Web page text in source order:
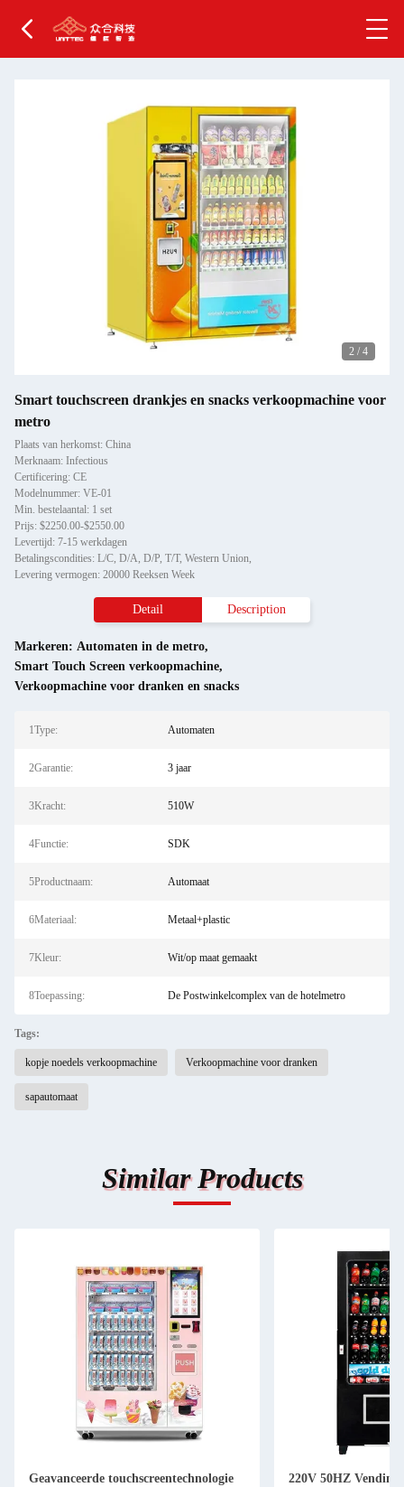
2 / 4
Smart touchscreen drankjes en snacks verkoopmachine voor
metro
Plaats van herkomst: China
Merknaam: Infectious
Certificering: CE
Modelnummer: VE-01
Min. bestelaantal: 1 set
Prijs: $2250.00-$2550.00
Levertijd: 7-15 werkdagen
Betalingscondities: L/C, D/A, D/P, T/T, Western Union,
Levering vermogen: 20000 Reeksen Week
Detail Description
Markeren: Automaten in de metro,
Smart Touch Screen verkoopmachine,
Verkoopmachine voor dranken en snacks
1Type: Automaten
2Garantie: 3 jaar
3Kracht: 510W
4Functie: SDK
5Productnaam: Automaat
6Materiaal: Metaal+plastic
7Kleur: Wit/op maat gemaakt
8Toepassing: De Postwinkelcomplex van de hotelmetro
Tags:
kopje noedels verkoopmachine Verkoopmachine voor dranken
sapautomaat
Similar Products
Geavanceerde touchscreentechnologie
220V 50HZ